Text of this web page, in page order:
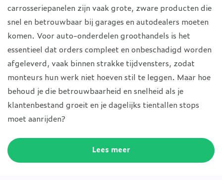
carrosseriepanelen zijn vaak grote, zware producten die
snel en betrouwbaar bij garages en autodealers moeten
komen. Voor auto-onderdelen groothandels is het
essentieel dat orders compleet en onbeschadigd worden
afgeleverd, vaak binnen strakke tijdvensters, zodat
monteurs hun werk niet hoeven stil te leggen. Maar hoe
behoud je die betrouwbaarheid en snelheid als je
klantenbestand groeit en je dagelijks tientallen stops
moet aanrijden?
Lees meer